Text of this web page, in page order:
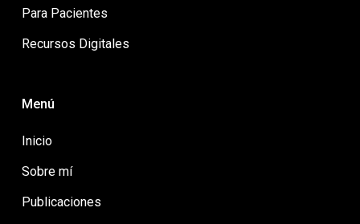
Para Pacientes
Recursos Digitales
Menú
Inicio
Sobre mí
Publicaciones